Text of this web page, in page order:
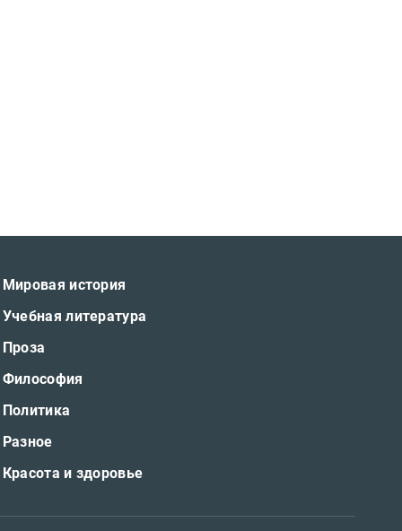
Мировая история
Учебная литература
Проза
Философия
Политика
Разное
Красота и здоровье